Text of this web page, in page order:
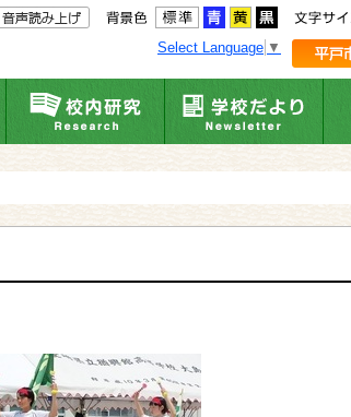
Select Language ▼